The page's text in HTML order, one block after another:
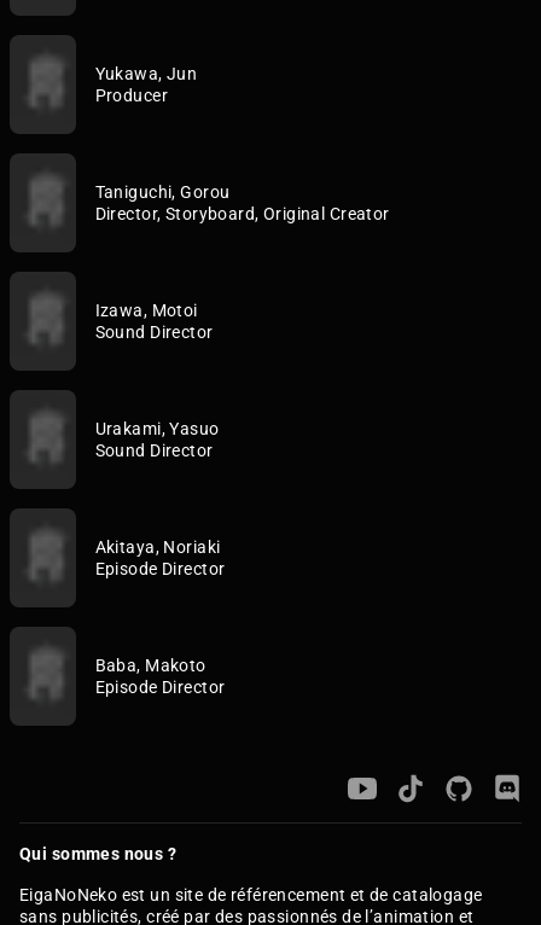
Yukawa, Jun
Producer
Taniguchi, Gorou
Director, Storyboard, Original Creator
Izawa, Motoi
Sound Director
Urakami, Yasuo
Sound Director
Akitaya, Noriaki
Episode Director
Baba, Makoto
Episode Director
Qui sommes nous ?
EigaNoNeko est un site de référencement et de catalogage
sans publicités, créé par des passionnés de l’animation et